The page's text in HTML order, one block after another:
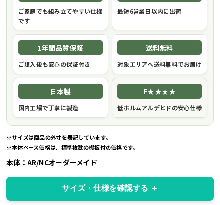
ご家庭でも組み立てやすい仕様
です
最短6営業日以内に出荷
1年間品質保証
ご購入後も安心の保証付き
送料無料
対象エリアへ送料無料でお届け
日本製
国内工場で丁寧に製造
F★★★★
低ホルムアルデヒドの安心仕様
※サイズは商品の外寸を表記しています。
※本体ベース価格は、標準枚数の棚板付の価格です。
本体：AR/NCオーダーメイド
サイズ・仕様を確認する